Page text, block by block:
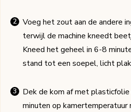
Voeg het zout aan de andere
terwijl de machine kneedt
Kneed het geheel in 6-8
stand tot een soepel, licht
Dek de kom af met
minuten op kamertemperatuur